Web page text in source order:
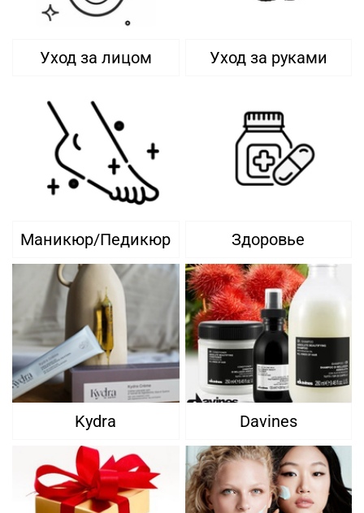
Уход за лицом Уход за руками
Маникюр/Педикюр Здоровье
Kydra Davines